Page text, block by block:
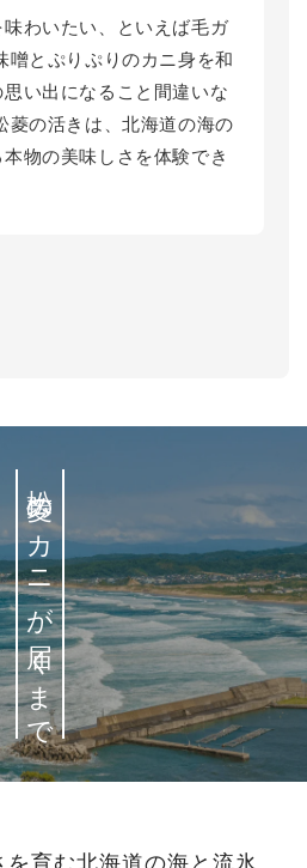
わいたい、といえば毛ガ
噌とぷりぷりのカニ身を和
い出になること間違いな
菱の活きは、北海道の海の
物の美味しさを体験でき
松菱のカニが届くまで